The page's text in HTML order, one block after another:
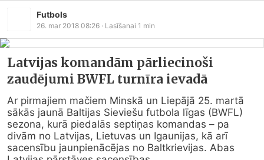
Futbols
26. mar 2018 08:26 · Lasīšanai 1 min
Latvijas komandām pārliecinoši
zaudējumi BWFL turnīra ievadā
Ar pirmajiem mačiem Minskā un Liepājā 25. martā
sākās jaunā Baltijas Sieviešu futbola līgas (BWFL)
sezona, kurā piedalās septiņas komandas – pa
divām no Latvijas, Lietuvas un Igaunijas, kā arī
sacensību jaunpienācējas no Baltkrievijas. Abas